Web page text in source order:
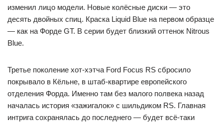
изменил лицо модели. Новые колёсные диски — это
десять двойных спиц. Краска Liquid Blue на первом образце
— как на Форде GT. В серии будет близкий оттенок Nitrous
Blue.
Третье поколение хот-хэтча Ford Focus RS сбросило
покрывало в Кёльне, в штаб-квартире европейского
отделения Форда. Именно там без малого полвека назад
началась история «зажигалок» с шильдиком RS. Главная
интрига сохранялась до последнего — будет всё-таки